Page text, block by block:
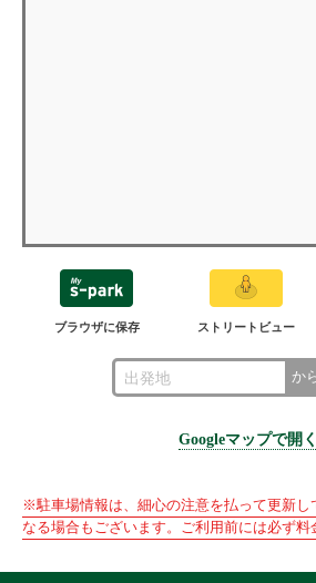
ブラウザに保存 ストリートビュー
か
Googleマップで開く
※駐車場情報は、細心の注意を払って更新し
なる場合もございます。ご利用前には必ず料